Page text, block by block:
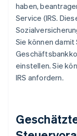
haben,
Service (IRS.
Sie können
einstellen. Sie
IRS anfordern.